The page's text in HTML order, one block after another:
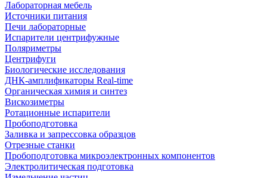
Лабораторная мебель
Источники питания
Печи лабораторные
Испарители центрифужные
Поляриметры
Центрифуги
Биологические исследования
ДНК-амплификаторы Real-time
Органическая химия и синтез
Вискозиметры
Ротационные испарители
Пробоподготовка
Заливка и запрессовка образцов
Отрезные станки
Пробоподготовка микроэлектронных компонентов
Электролитическая подготовка